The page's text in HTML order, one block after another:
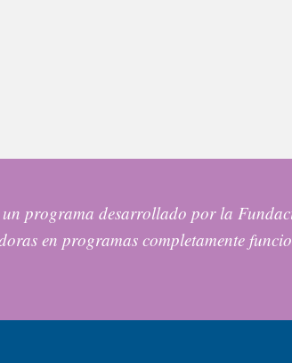
un programa desarrollado por la
en programas completamente